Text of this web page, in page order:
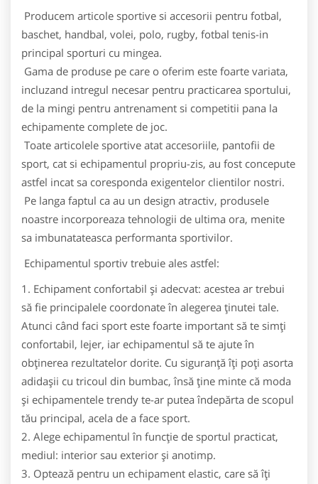
Producem articole sportive si accesorii pentru fotbal,
baschet, handbal, volei, polo, rugby, fotbal tenis-in
principal sporturi cu mingea.
Gama de produse pe care o oferim este foarte variata,
incluzand intregul necesar pentru practicarea sportului,
de la mingi pentru antrenament si competitii pana la
echipamente complete de joc.
Toate articolele sportive atat accesoriile, pantofii de
sport, cat si echipamentul propriu-zis, au fost concepute
astfel incat sa coresponda exigentelor clientilor nostri.
Pe langa faptul ca au un design atractiv, produsele
noastre incorporeaza tehnologii de ultima ora, menite
sa imbunatateasca performanta sportivilor.
Echipamentul sportiv trebuie ales astfel:
1. Echipament confortabil şi adecvat: acestea ar trebui
să fie principalele coordonate în alegerea ţinutei tale.
Atunci când faci sport este foarte important să te simţi
confortabil, lejer, iar echipamentul să te ajute în
obţinerea rezultatelor dorite. Cu siguranţă îţi poţi asorta
adidaşii cu tricoul din bumbac, însă ţine minte că moda
şi echipamentele trendy te-ar putea îndepărta de scopul
tău principal, acela de a face sport.
2. Alege echipamentul în funcţie de sportul practicat,
mediul: interior sau exterior şi anotimp.
3. Optează pentru un echipament elastic, care să îţi